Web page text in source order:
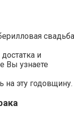
и
Вы узнаете
на эту годовщину.